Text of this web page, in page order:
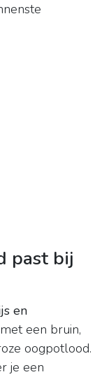
past bij
en
een bruin,
oogpotlood.
je een